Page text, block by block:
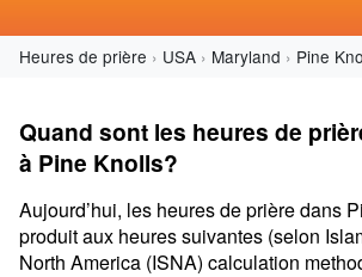
Heures de prière USA Maryland Pine
Quand sont les heures de
à Pine Knolls?
Aujourd’hui, les heures de prière dans
produit aux heures suivantes (selon
North America (ISNA) calculation